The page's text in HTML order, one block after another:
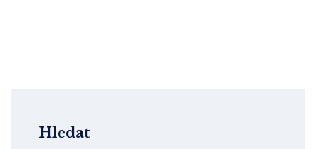
Hledat